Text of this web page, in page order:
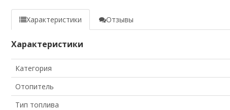
Характеристики Отзывы
Характеристики
Категория
Отопитель
Тип топлива